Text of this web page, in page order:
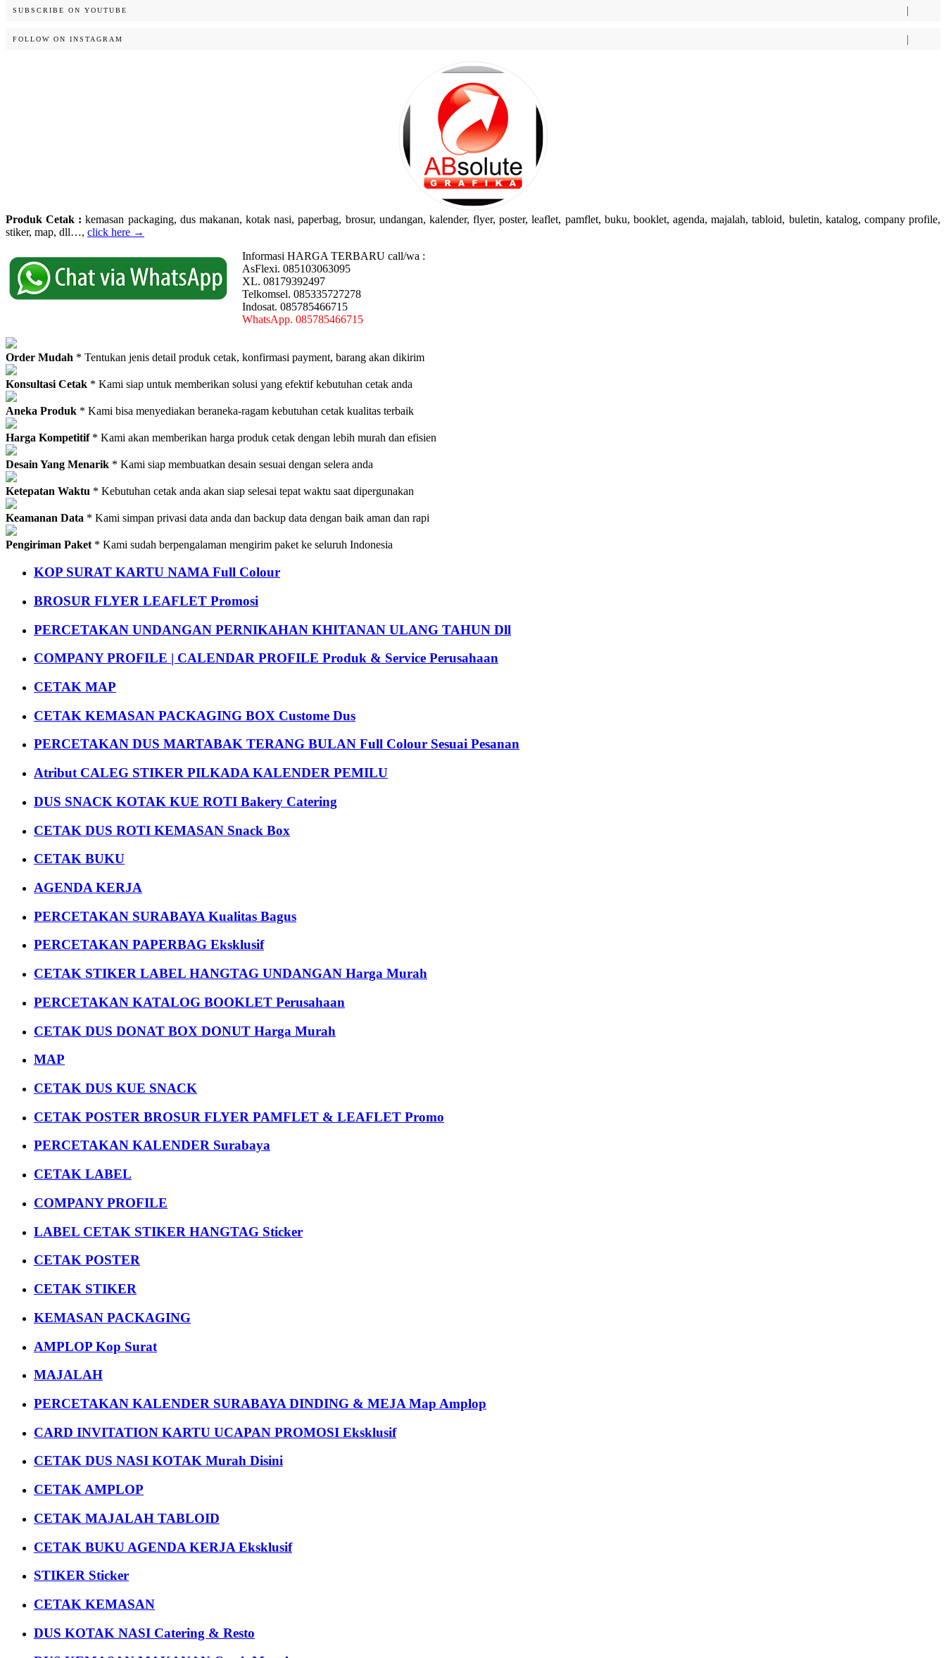
SUBSCRIBE ON YOUTUBE
FOLLOW ON INSTAGRAM
Produk Cetak : kemasan packaging, dus makanan, kotak nasi, paperbag, brosur, undangan, kalender, flyer, poster, leaflet, pamflet, buku, booklet, agenda, majalah, tabloid, buletin, katalog, company profile,
stiker, map, dll…, click here →
Informasi HARGA TERBARU call/wa :
AsFlexi. 085103063095
XL. 08179392497
Telkomsel. 085335727278
Indosat. 085785466715
WhatsApp. 085785466715
Order Mudah * Tentukan jenis detail produk cetak, konfirmasi payment, barang akan dikirim
Konsultasi Cetak * Kami siap untuk memberikan solusi yang efektif kebutuhan cetak anda
Aneka Produk * Kami bisa menyediakan beraneka-ragam kebutuhan cetak kualitas terbaik
Harga Kompetitif* Kami akan memberikan harga produk cetak dengan lebih murah dan efisien
Desain Yang Menarik * Kami siap membuatkan desain sesuai dengan selera anda
Ketepatan Waktu * Kebutuhan cetak anda akan siap selesai tepat waktu saat dipergunakan
Keamanan Data * Kami simpan privasi data anda dan backup data dengan baik aman dan rapi
Pengiriman Paket * Kami sudah berpengalaman mengirim paket ke seluruh Indonesia
KOP SURAT KARTU NAMA Full Colour
BROSUR FLYER LEAFLET Promosi
PERCETAKAN UNDANGAN PERNIKAHAN KHITANAN ULANG TAHUN Dll
COMPANY PROFILE | CALENDAR PROFILE Produk & Service Perusahaan
CETAK MAP
CETAK KEMASAN PACKAGING BOX Custome Dus
PERCETAKAN DUS MARTABAK TERANG BULAN Full Colour Sesuai Pesanan
Atribut CALEG STIKER PILKADA KALENDER PEMILU
DUS SNACK KOTAK KUE ROTI Bakery Catering
CETAK DUS ROTI KEMASAN Snack Box
CETAK BUKU
AGENDA KERJA
PERCETAKAN SURABAYA Kualitas Bagus
PERCETAKAN PAPERBAG Eksklusif
CETAK STIKER LABEL HANGTAG UNDANGAN Harga Murah
PERCETAKAN KATALOG BOOKLET Perusahaan
CETAK DUS DONAT BOX DONUT Harga Murah
MAP
CETAK DUS KUE SNACK
CETAK POSTER BROSUR FLYER PAMFLET & LEAFLET Promo
PERCETAKAN KALENDER Surabaya
CETAK LABEL
COMPANY PROFILE
LABEL CETAK STIKER HANGTAG Sticker
CETAK POSTER
CETAK STIKER
KEMASAN PACKAGING
AMPLOP Kop Surat
MAJALAH
PERCETAKAN KALENDER SURABAYA DINDING & MEJA Map Amplop
CARD INVITATION KARTU UCAPAN PROMOSI Eksklusif
CETAK DUS NASI KOTAK Murah Disini
CETAK AMPLOP
CETAK MAJALAH TABLOID
CETAK BUKU AGENDA KERJA Eksklusif
STIKER Sticker
CETAK KEMASAN
DUS KOTAK NASI Catering & Resto